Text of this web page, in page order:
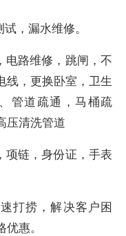
，漏水维修。
电路维修，跳闸，不
线，更换卧室，卫生
管道疏通，马桶疏
压清洗管道
项链，身份证，手表
打捞，解决客户困
惠。